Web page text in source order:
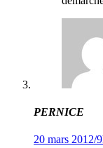
PERNICE
20 mars 2012/